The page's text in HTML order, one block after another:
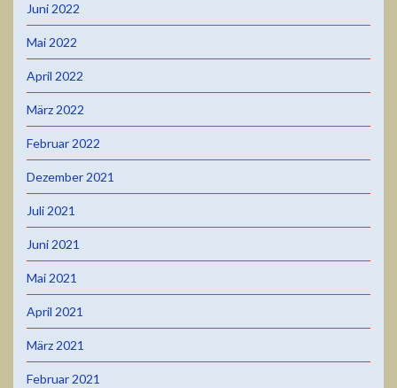
Juni 2022
Mai 2022
April 2022
März 2022
Februar 2022
Dezember 2021
Juli 2021
Juni 2021
Mai 2021
April 2021
März 2021
Februar 2021